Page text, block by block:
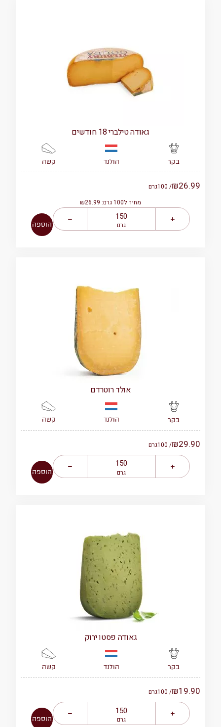
גאודה טילברי 18 חודשים
בקר הולנד קשה
מחיר ל100 גרם: ₪26.99
₪26.99
/ 100 גרם
גרם הוספה
אולד רוטרדם
בקר הולנד קשה
₪29.90
/ 100 גרם
גרם הוספה
גאודה פסטו ירוק
בקר הולנד קשה
₪19.90
/ 100 גרם
גרם הוספה